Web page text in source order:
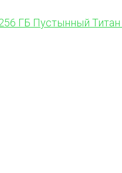
ГБ Пустынный Титан